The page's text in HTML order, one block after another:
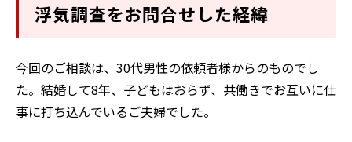
浮気調査をお問合せした経緯
今回のご相談は、30代男性の依頼者様からのものでし
た。結婚して8年、子どもはおらず、共働きでお互いに仕
事に打ち込んでいるご夫婦でした。